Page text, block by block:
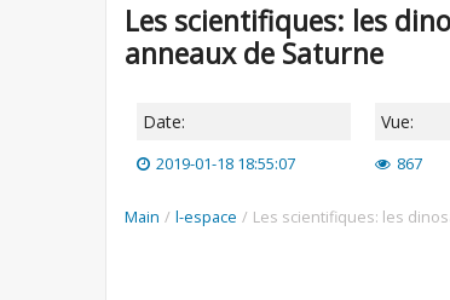
Les scientifiques: les
anneaux de Saturne
Date:
2019-01-18 18:55:07
Vue:
867
Main / l-espace / Les scientifiques: les